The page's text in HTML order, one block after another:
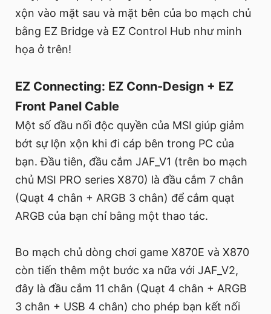
xộn vào mặt sau và mặt bên của bo mạch chủ
bằng EZ Bridge và EZ Control Hub như minh
họa ở trên!
EZ Connecting: EZ Conn-Design + EZ
Front Panel Cable
Một số đầu nối độc quyền của MSI giúp giảm
bớt sự lộn xộn khi đi cáp bên trong PC của
bạn. Đầu tiên, đầu cắm JAF_V1 (trên bo mạch
chủ MSI PRO series X870) là đầu cắm 7 chân
(Quạt 4 chân + ARGB 3 chân) để cắm quạt
ARGB của bạn chỉ bằng một thao tác.
Bo mạch chủ dòng chơi game X870E và X870
còn tiến thêm một bước xa nữa với JAF_V2,
đây là đầu cắm 11 chân (Quạt 4 chân + ARGB
3 chân + USB 4 chân) cho phép bạn kết nối